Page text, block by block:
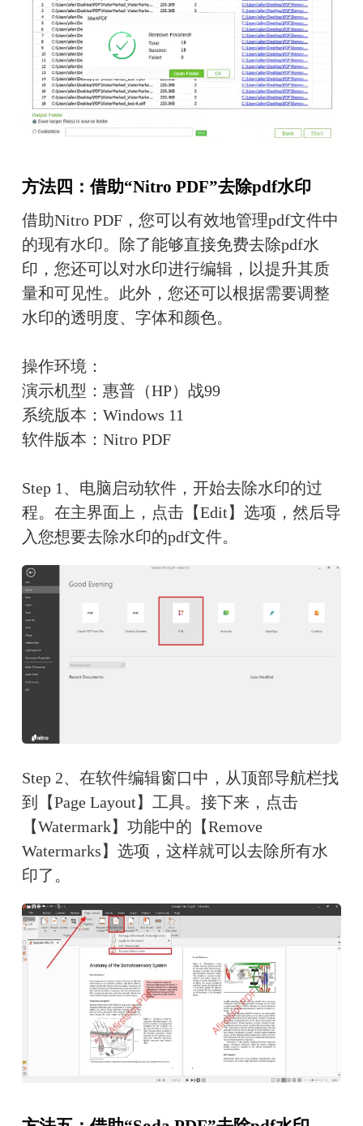
方法四：借助“Nitro PDF”去除pdf水印
借助Nitro PDF，您可以有效地管理pdf文件中
的现有水印。除了能够直接免费去除pdf水
印，您还可以对水印进行编辑，以提升其质
量和可见性。此外，您还可以根据需要调整
水印的透明度、字体和颜色。
操作环境：
演示机型：惠普（HP）战99
系统版本：Windows 11
软件版本：Nitro PDF
Step 1、电脑启动软件，开始去除水印的过
程。在主界面上，点击【Edit】选项，然后导
入您想要去除水印的pdf文件。
Step 2、在软件编辑窗口中，从顶部导航栏找
到【Page Layout】工具。接下来，点击
【Watermark】功能中的【Remove
Watermarks】选项，这样就可以去除所有水
印了。